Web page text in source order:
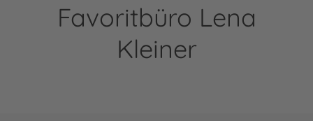
Favoritbüro Lena
Kleiner